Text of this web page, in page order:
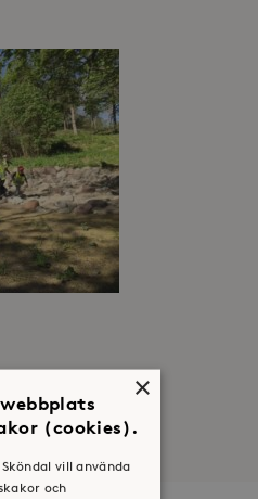
×
(cookies).
vill använda
och